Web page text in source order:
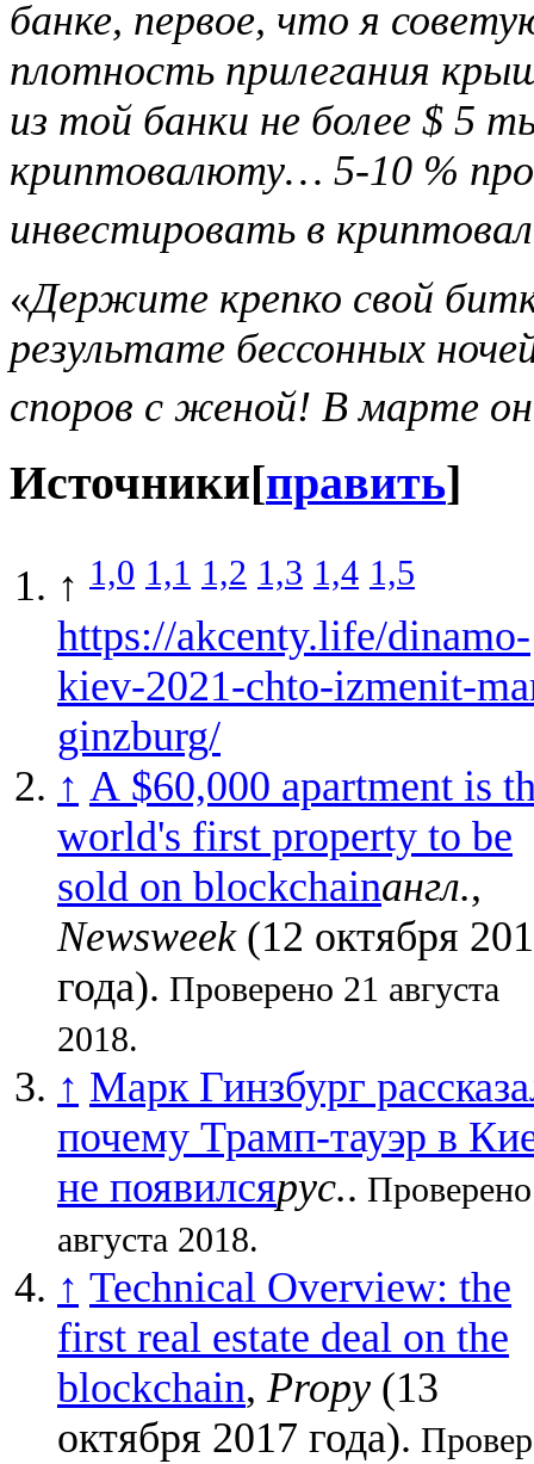
банке, первое, что я
плотность прилегания
из той банки не более $ 5
криптовалюту… 5-10 %
инвестировать в
«Держите крепко свой
результате бессонных
споров с женой! В марте
Источники[править]
↑ 1,0 1,1 1,2 1,3 1,4 1,5
https://akcenty.life/dinamo-
kiev-2021-chto-izmenit-
ginzburg/
↑ A $60,000 apartment is
world's first property to be
sold on blockchainангл.,
Newsweek(12 октября
года). Проверено 21 августа
2018.
↑ Марк Гинзбург
почему Трамп-тауэр в
не появилсярус..
августа 2018.
↑ Technical Overview: the
first real estate deal on the
blockchain,Propy (13
октября 2017 года).